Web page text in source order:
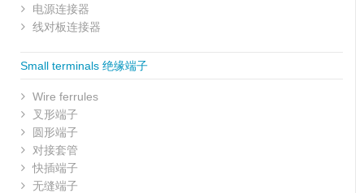
电源连接器
线对板连接器
Small terminals 绝缘端子
Wire ferrules
叉形端子
圆形端子
对接套管
快插端子
无缝端子